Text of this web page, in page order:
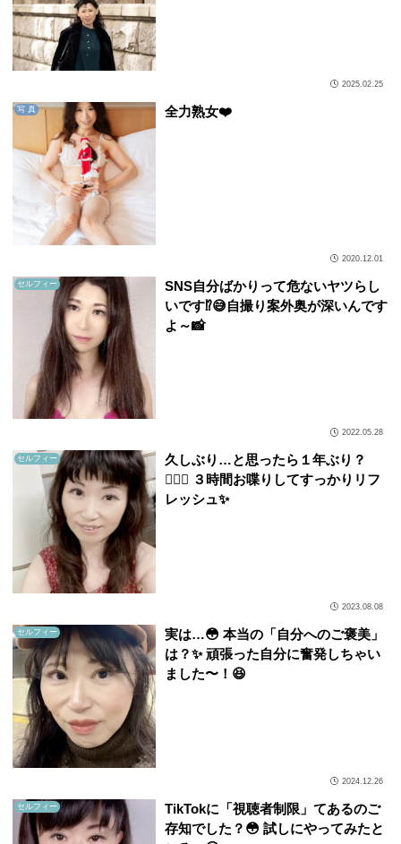
2025.02.25
写 真 全力熟女❤️
2020.12.01
セルフィー
SNS自分ばかりって危ないヤツらし
いです⁉︎😅自撮り案外奥が深いんです
よ～📸
2022.05.28
セルフィー
久しぶり…と思ったら１年ぶり？
💇🏻‍♀️ ３時間お喋りしてすっかりリフ
レッシュ✨
2023.08.08
セルフィー
実は…😳 本当の「自分へのご褒美」
は？✨ 頑張った自分に奮発しちゃい
ました〜！😆
2024.12.26
セルフィー
TikTokに「視聴者制限」てあるのご
存知でした？😳 試しにやってみたと